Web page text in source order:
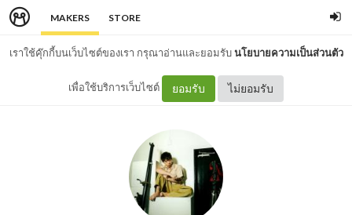
MAKERS STORE
เราใช้คุ๊กกี้บนเว็บไซต์ของเรา กรุณาอ่านและยอมรับนโยบายความเป็นส่วนตัว
เพื่อใช้บริการเว็บไซต์ ยอมรับ ไม่ยอมรับ